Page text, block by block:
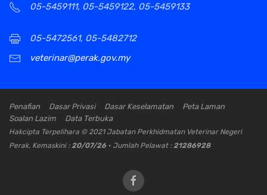
05-5459111, 05-5459122, 05-5459133
05-5472561, 05-5482712
veterinar@perak.gov.my
Penafian Dasar Privasi Dasar Keselamatan
Peta Laman
Soalan Lazim
Data Terbuka
Hakcipta Terpelihara © 2021 Jabatan Perkhidmatan Veterinar Negeri
Perak. Kemaskini :20/07/26 • Jumlah Pelawat :21286928